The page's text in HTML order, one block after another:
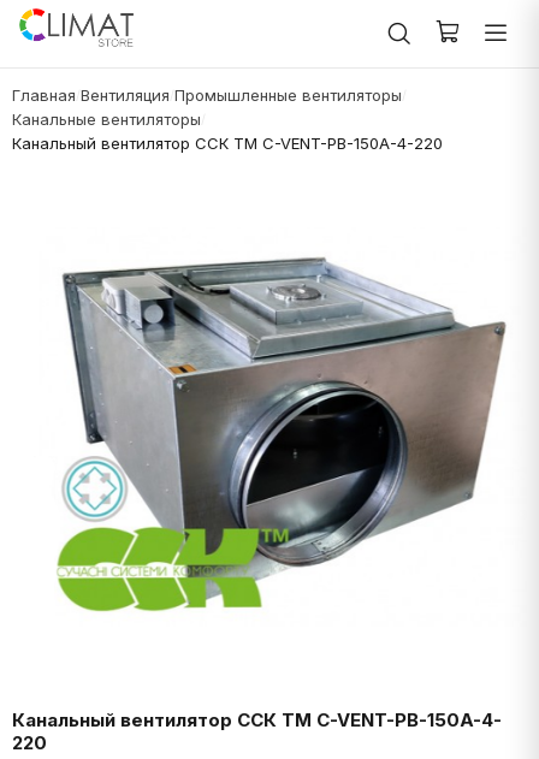
Главная Вентиляция Промышленные вентиляторы
Канальные вентиляторы
Канальный вентилятор ССК ТМ C-VENT-PB-150A-4-220
Канальный вентилятор ССК ТМ C-VENT-PB-150A-4-
220